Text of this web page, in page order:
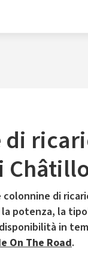
colonnine di
potenza, la
in
On The Road.